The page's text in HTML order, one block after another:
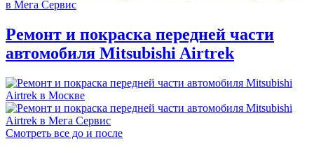
Ремонт и покраска передней части
автомобиля Mitsubishi Airtrek
Смотреть все до и после